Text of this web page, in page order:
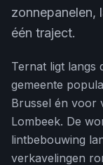
zonnepanelen,
één traject.
Ternat ligt langs
gemeente
Brussel én voor
Lombeek. De
lintbebouwing
verkavelingen